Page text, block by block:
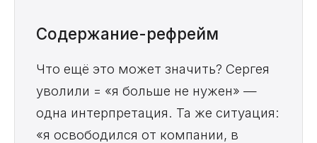
Содержание-рефрейм
Что ещё это может значить? Сергея
уволили = «я больше не нужен» —
одна интерпретация. Та же ситуация:
«я освободился от компании, в